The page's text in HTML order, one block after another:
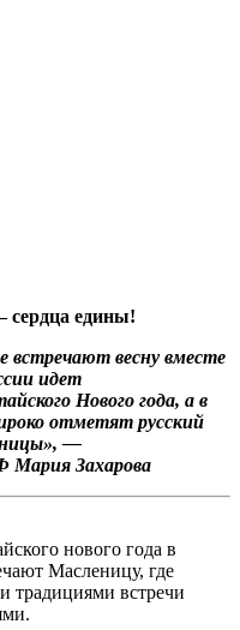
едины!
встречают весну вместе
идет
Нового года, а в
отметят русский
—
Захарова
нового года в
Масленицу, где
традициями встречи